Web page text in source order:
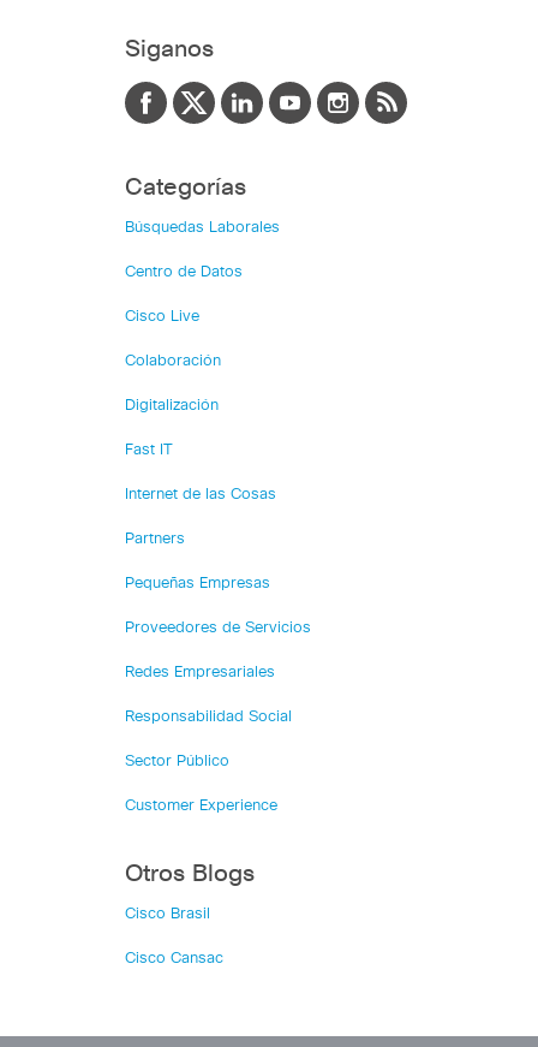
Siganos
Categorías
Búsquedas Laborales
Centro de Datos
Cisco Live
Colaboración
Digitalización
Fast IT
Internet de las Cosas
Partners
Pequeñas Empresas
Proveedores de Servicios
Redes Empresariales
Responsabilidad Social
Sector Público
Customer Experience
Otros Blogs
Cisco Brasil
Cisco Cansac